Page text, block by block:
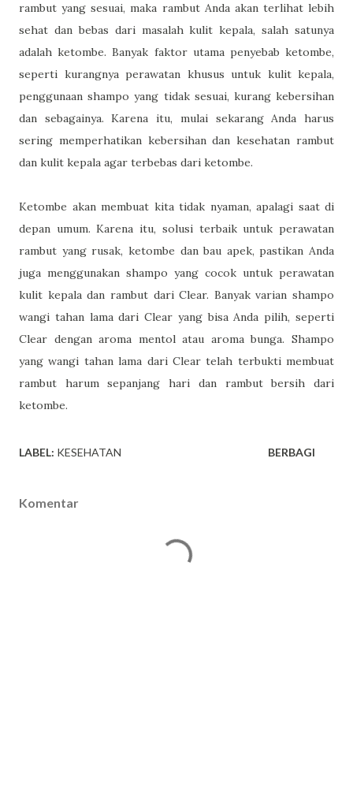
rambut yang sesuai, maka rambut Anda akan terlihat lebih
sehat dan bebas dari masalah kulit kepala, salah satunya
adalah ketombe. Banyak faktor utama penyebab ketombe,
seperti kurangnya perawatan khusus untuk kulit kepala,
penggunaan shampo yang tidak sesuai, kurang kebersihan
dan sebagainya. Karena itu, mulai sekarang Anda harus
sering memperhatikan kebersihan dan kesehatan rambut
dan kulit kepala agar terbebas dari ketombe.
Ketombe akan membuat kita tidak nyaman, apalagi saat di
depan umum. Karena itu, solusi terbaik untuk perawatan
rambut yang rusak, ketombe dan bau apek, pastikan Anda
juga menggunakan shampo yang cocok untuk perawatan
kulit kepala dan rambut dari Clear. Banyak varian shampo
wangi tahan lama dari Clear yang bisa Anda pilih, seperti
Clear dengan aroma mentol atau aroma bunga. Shampo
yang wangi tahan lama dari Clear telah terbukti membuat
rambut harum sepanjang hari dan rambut bersih dari
ketombe.
LABEL: KESEHATAN BERBAGI
Komentar